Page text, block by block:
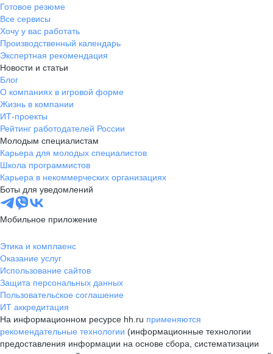
Готовое резюме
Все сервисы
Хочу у вас работать
Производственный календарь
Экспертная рекомендация
Новости и статьи
Блог
О компаниях в игровой форме
Жизнь в компании
ИТ-проекты
Рейтинг работодателей России
Молодым специалистам
Карьера для молодых специалистов
Школа программистов
Карьера в некоммерческих организациях
Боты для уведомлений
Мобильное приложение
Этика и комплаенс
Оказание услуг
Использование сайтов
Защита персональных данных
Пользовательское соглашение
ИТ аккредитация
На информационном ресурсе hh.ru применяются
рекомендательные технологии (информационные технологии
предоставления информации на основе сбора, систематизации